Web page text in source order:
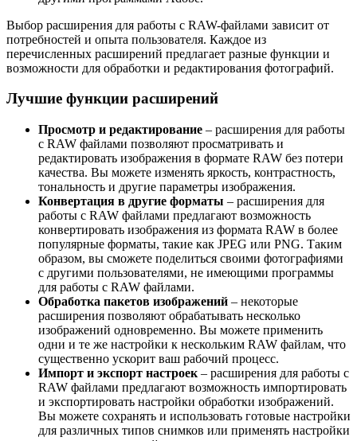
Выбор расширения для работы с RAW-файлами зависит от
потребностей и опыта пользователя. Каждое из
перечисленных расширений предлагает разные функции и
возможности для обработки и редактирования фотографий.
Лучшие функции расширений
Просмотр и редактирование – расширения для работы
с RAW файлами позволяют просматривать и
редактировать изображения в формате RAW без потери
качества. Вы можете изменять яркость, контрастность,
тональность и другие параметры изображения.
Конвертация в другие форматы – расширения для
работы с RAW файлами предлагают возможность
конвертировать изображения из формата RAW в более
популярные форматы, такие как JPEG или PNG. Таким
образом, вы сможете поделиться своими фотографиями
с другими пользователями, не имеющими программы
для работы с RAW файлами.
Обработка пакетов изображений – некоторые
расширения позволяют обрабатывать несколько
изображений одновременно. Вы можете применить
одни и те же настройки к нескольким RAW файлам, что
существенно ускорит ваш рабочий процесс.
Импорт и экспорт настроек – расширения для работы с
RAW файлами предлагают возможность импортировать
и экспортировать настройки обработки изображений.
Вы можете сохранять и использовать готовые настройки
для различных типов снимков или применять настройки